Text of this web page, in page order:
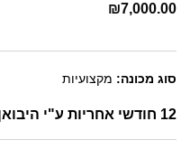
₪7,000.00
סוג מכונה: מקצועיות
12 חודשי אחריות ע"י היבואן